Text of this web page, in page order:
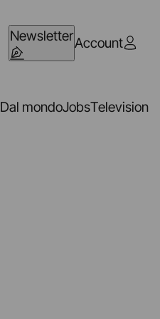
NewsletterAccount
Dal mondoJobsTelevision